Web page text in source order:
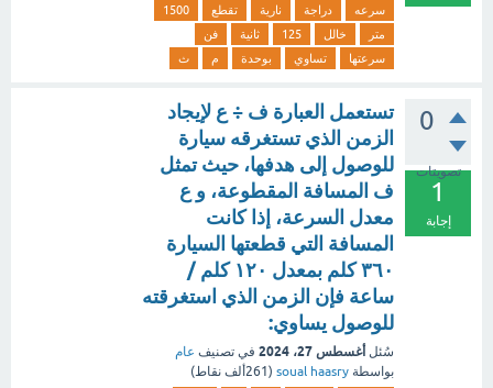
سرعه دراجة نارية تقطع
1500
متر
خالل 125 ثانية
فن
سرعتها
تساوي بوحدة م ث
0
تصويتات
1
إجابة
تستعمل العبارة ف ÷ ع لإيجاد
الزمن الذي تستغرقه سيارة
للوصول إلى هدفها، حيث تمثل
ف المسافة المقطوعة، و ع
معدل السرعة، إذا كانت
المسافة التي قطعتها السيارة
٣٦٠ كلم بمعدل ١٢٠ كلم /
ساعة فإن الزمن الذي استغرقته
للوصول يساوي:
سُئل أغسطس 27، 2024 في تصنيف عام
بواسطة soual haasry
( 261ألف نقاط)